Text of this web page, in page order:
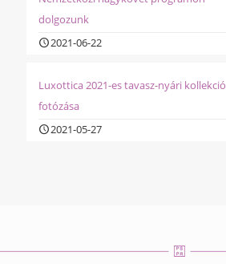
dolgozunk
2021-06-22
Luxottica 2021-es tavasz-nyári kollekció
fotózása
2021-05-27